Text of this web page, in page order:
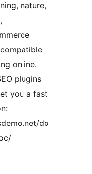
nature,
online.
plugins
you a fast
do